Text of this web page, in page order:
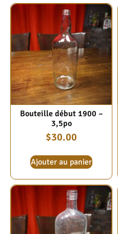
Bouteille début 1900 –
3,5po
$30.00
Ajouter au panier